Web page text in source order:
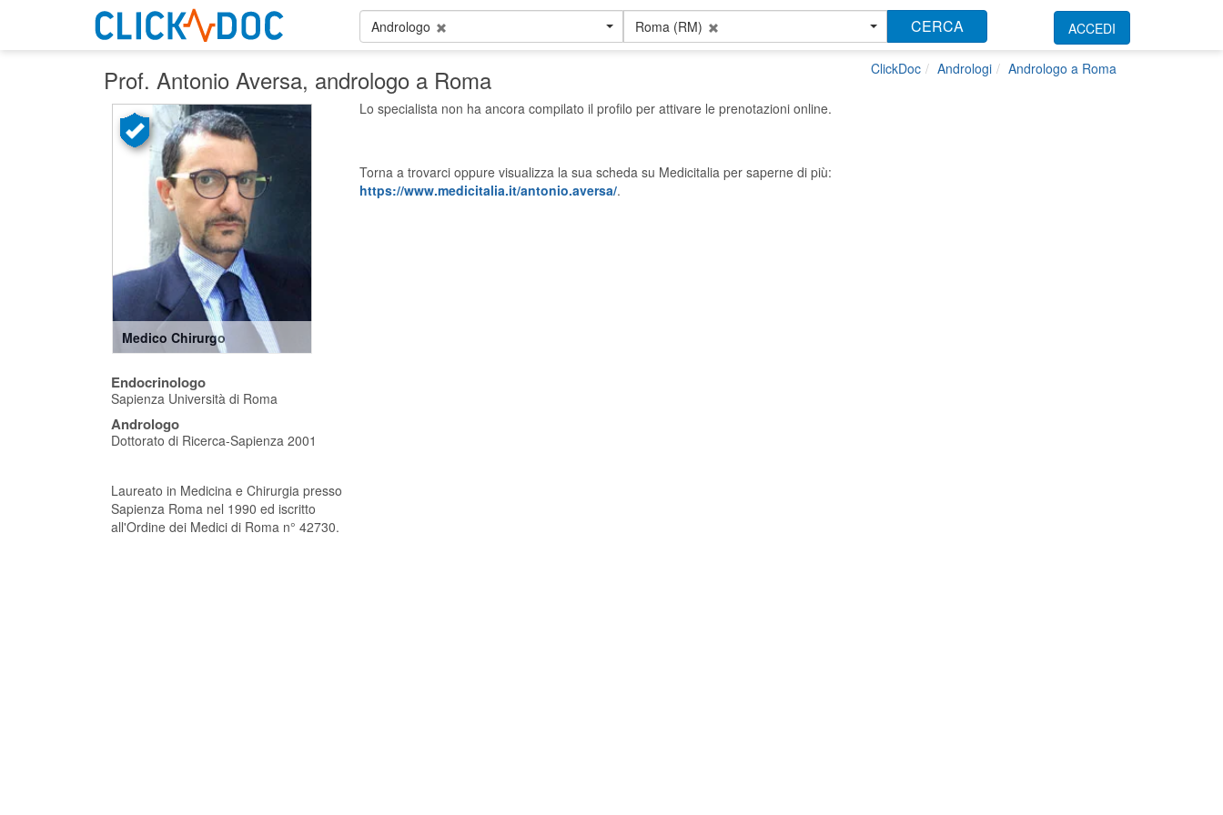
Andrologo Roma (RM) CERCA ACCEDI
Prof. Antonio Aversa, andrologo a Roma ClickDoc Andrologi Andrologo a Roma
Medico Chirurgo
Endocrinologo
Sapienza Università di Roma
Andrologo
Dottorato di Ricerca-Sapienza 2001
Laureato in Medicina e Chirurgia presso
Sapienza Roma nel 1990 ed iscritto
all'Ordine dei Medici di Roma n° 42730.
Lo specialista non ha ancora compilato il profilo per attivare le prenotazioni online.
Torna a trovarci oppure visualizza la sua scheda su Medicitalia per saperne di più:
https://www.medicitalia.it/antonio.aversa/.